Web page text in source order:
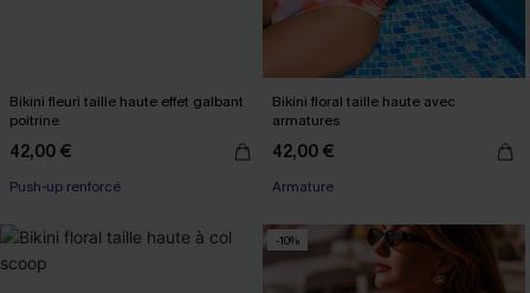
Bikini fleuri taille haute effet galbant
poitrine
42,00 €
Push-up renforcé
Bikini floral taille haute avec
armatures
42,00 €
Armature
-10%